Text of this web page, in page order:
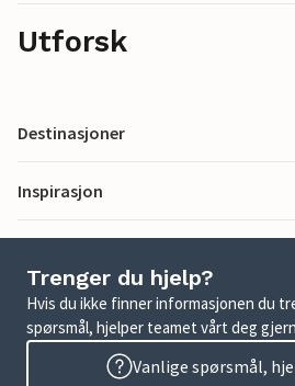
Utforsk
Destinasjoner
Inspirasjon
Trenger du hjelp?
Hvis du ikke finner informasjonen du
spørsmål, hjelper teamet vårt deg
Vanlige spørsmål,